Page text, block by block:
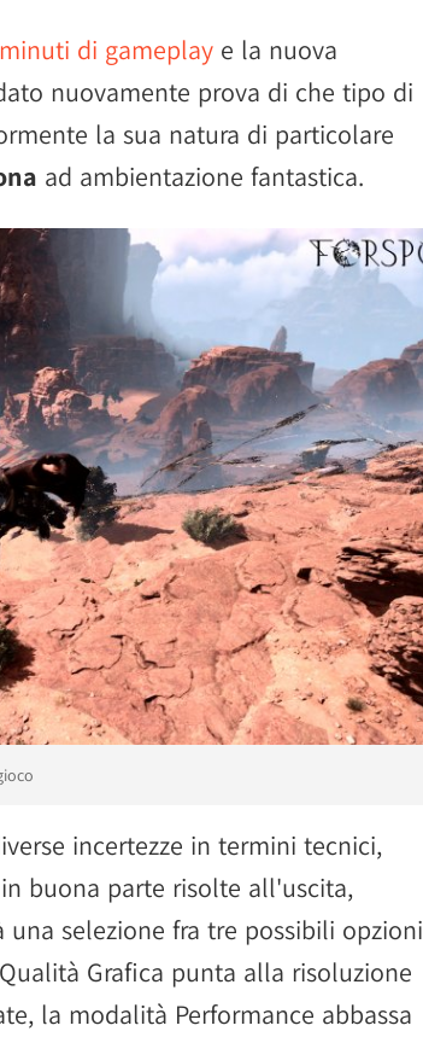
di gameplay e la nuova
nuovamente prova di che tipo di
la sua natura di particolare
ad ambientazione fantastica.
incertezze in termini tecnici,
buona parte risolte all'uscita,
selezione fra tre possibili opzioni
Grafica punta alla risoluzione
la modalità Performance abbassa